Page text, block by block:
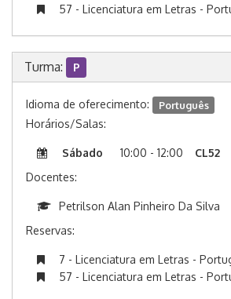
57 - Licenciatura em Letras -
Turma: P
Idioma de oferecimento: Português
Horários/Salas:
Sábado 10:00 - 12:00
CL52
Docentes:
Petrilson Alan Pinheiro Da Silva
Reservas:
7 - Licenciatura em Letras -
57 - Licenciatura em Letras -